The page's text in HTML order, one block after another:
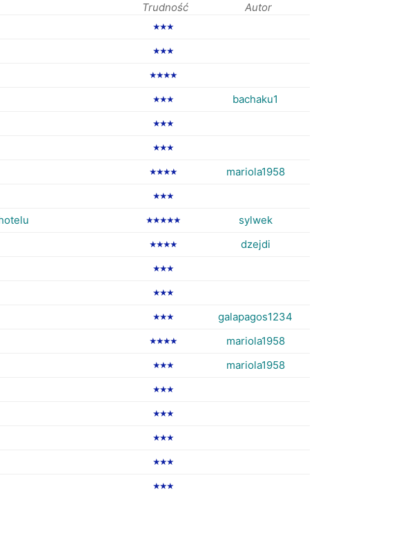
Trudność Autor
★★★
★★★
★★★★
★★★ bachaku1
★★★
★★★
★★★★ mariola1958
★★★
★★★★★ sylwek
★★★★ dzejdi
★★★
★★★
★★★ galapagos1234
★★★★ mariola1958
★★★ mariola1958
★★★
★★★
★★★
★★★
★★★